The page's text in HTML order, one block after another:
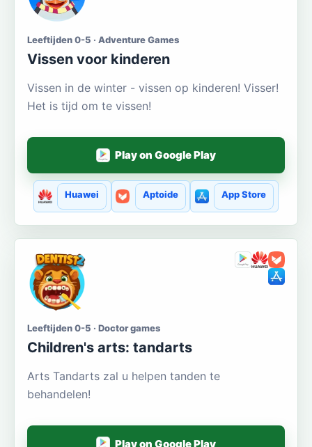
Leeftijden 0-5 · Adventure Games
Vissen voor kinderen
Vissen in de winter - vissen op kinderen! Visser!
Het is tijd om te vissen!
Play on Google Play
Huawei Aptoide App Store
Leeftijden 0-5 · Doctor games
Сhildren's arts: tandarts
Arts Tandarts zal u helpen tanden te
behandelen!
Play on Google Play